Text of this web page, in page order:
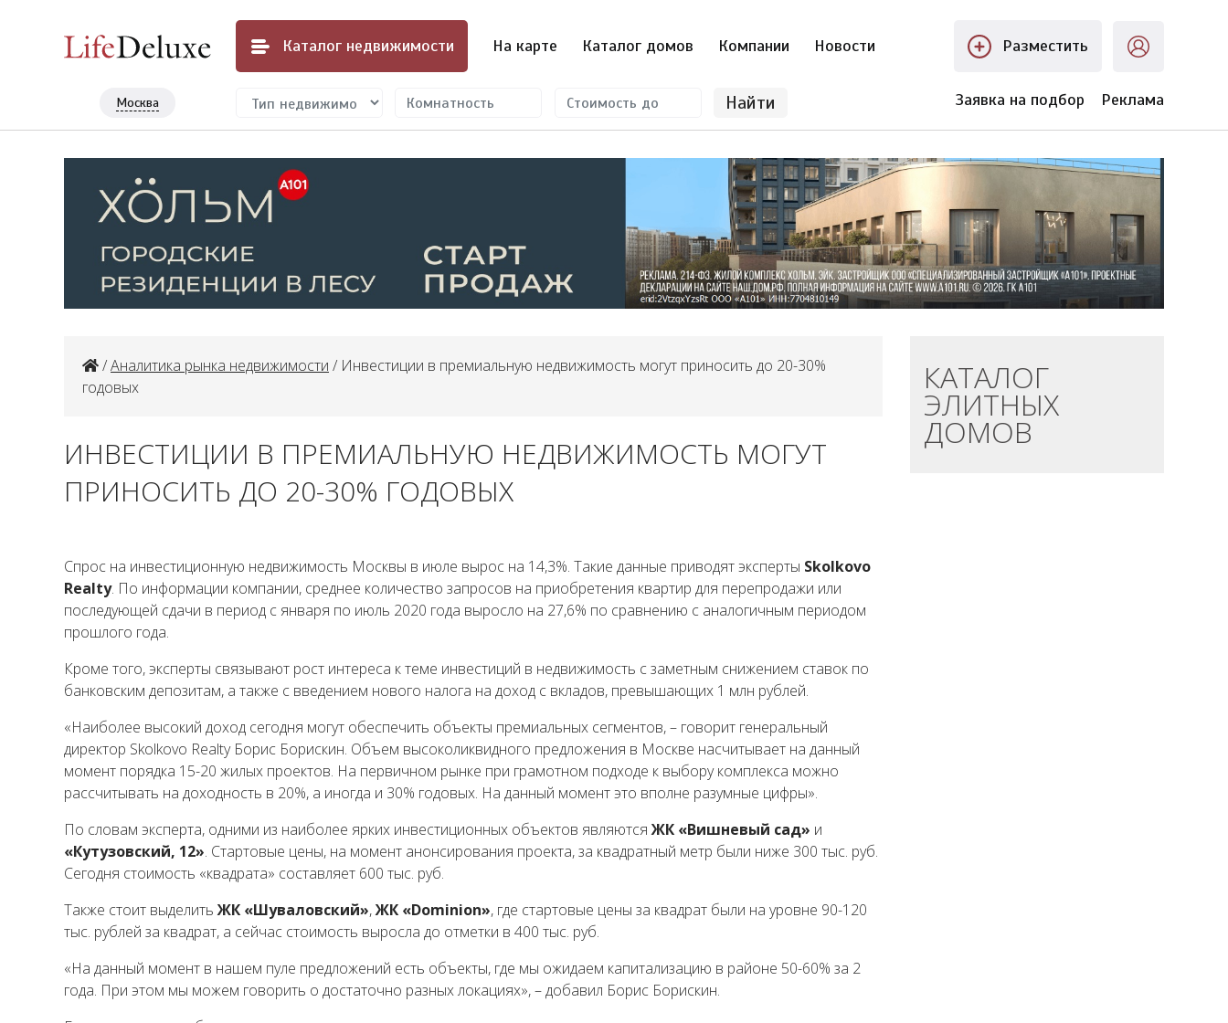
Каталог недвижимости На карте Каталог домов Компании Новости Разместить
Москва Найти Заявка на подбор Реклама
/Аналитика рынка недвижимости / Инвестиции в премиальную недвижимость могут приносить до 20-30%
годовых
ИНВЕСТИЦИИ В ПРЕМИАЛЬНУЮ НЕДВИЖИМОСТЬ МОГУТ
ПРИНОСИТЬ ДО 20-30% ГОДОВЫХ
Спрос на инвестиционную недвижимость Москвы в июле вырос на 14,3%. Такие данные приводят эксперты Skolkovo
Realty. По информации компании, среднее количество запросов на приобретения квартир для перепродажи или
последующей сдачи в период с января по июль 2020 года выросло на 27,6% по сравнению с аналогичным периодом
прошлого года.
Кроме того, эксперты связывают рост интереса к теме инвестиций в недвижимость с заметным снижением ставок по
банковским депозитам, а также с введением нового налога на доход с вкладов, превышающих 1 млн рублей.
«Наиболее высокий доход сегодня могут обеспечить объекты премиальных сегментов, – говорит генеральный
директор Skolkovo Realty Борис Борискин. Объем высоколиквидного предложения в Москве насчитывает на данный
момент порядка 15-20 жилых проектов. На первичном рынке при грамотном подходе к выбору комплекса можно
рассчитывать на доходность в 20%, а иногда и 30% годовых. На данный момент это вполне разумные цифры».
По словам эксперта, одними из наиболее ярких инвестиционных объектов являютсяЖК «Вишневый сад» и
«Кутузовский, 12». Стартовые цены, на момент анонсирования проекта, за квадратный метр были ниже 300 тыс. руб.
Сегодня стоимость «квадрата» составляет 600 тыс. руб.
Также стоит выделитьЖК «Шуваловский»,ЖК «Dominion», где стартовые цены за квадрат были на уровне 90-120
тыс. рублей за квадрат, а сейчас стоимость выросла до отметки в 400 тыс. руб.
«На данный момент в нашем пуле предложений есть объекты, где мы ожидаем капитализацию в районе 50-60% за 2
года. При этом мы можем говорить о достаточно разных локациях», – добавил Борис Борискин.
КАТАЛОГ
ЭЛИТНЫХ
ДОМОВ